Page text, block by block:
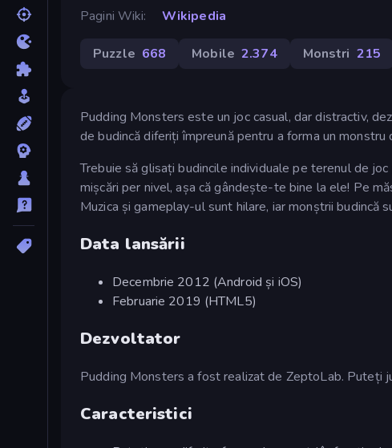
Pagini Wiki
Wikipedia
Puzzle 668 Mobile 2.374 Monstri 215
Pudding Monsters este un joc casual, dar distractiv,
de budincă diferiți împreună pentru a forma un monstru
Trebuie să glisați budincile individuale pe terenul de
mișcări per nivel, așa că gândește-te bine la ele! Pe
Muzica și gameplay-ul sunt hilare, iar monștrii budincă
Data lansării
Decembrie 2012 (Android și iOS)
Februarie 2019 (HTML5)
Dezvoltator
Pudding Monsters a fost realizat de ZeptoLab. Puteți
Caracteristici